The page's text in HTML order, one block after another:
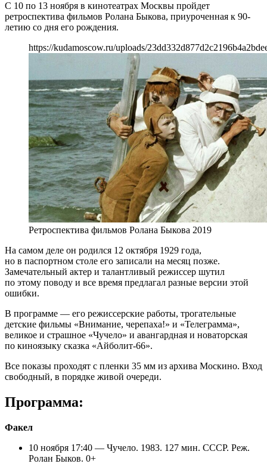
С 10 по 13 ноября в кинотеатрах Москвы пройдет
ретроспектива фильмов Ролана Быкова, приуроченная к 90-
летию со дня его рождения.
https://kudamoscow.ru/uploads/
Ретроспектива фильмов Ролана Быкова 2019
На самом деле он родился 12 октября 1929 года,
но в паспортном столе его записали на месяц позже.
Замечательный актер и талантливый режиссер шутил
по этому поводу и все время предлагал разные версии этой
ошибки.
В программе — его режиссерские работы, трогательные
детские фильмы «Внимание, черепаха!» и «Телеграмма»,
великое и страшное «Чучело» и авангардная и новаторская
по киноязыку сказка «Айболит-66».
Все показы проходят с пленки 35 мм из архива Москино. Вход
свободный, в порядке живой очереди.
Программа:
Факел
10 ноября 17:40 — Чучело. 1983. 127 мин. СССР. Реж.
Ролан Быков. 0+